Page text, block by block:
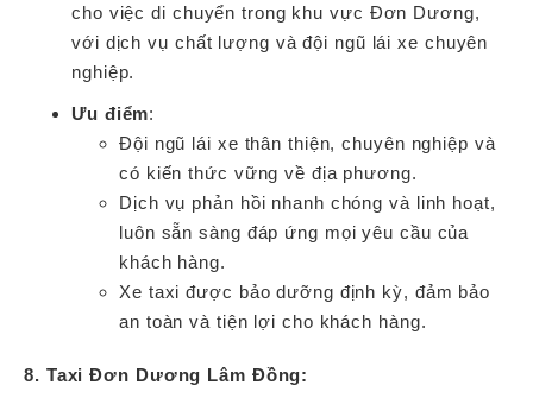
cho việc di chuyển trong khu vực Đơn Dương,
với dịch vụ chất lượng và đội ngũ lái xe chuyên
nghiệp.
Ưu điểm:
Đội ngũ lái xe thân thiện, chuyên nghiệp và
có kiến thức vững về địa phương.
Dịch vụ phản hồi nhanh chóng và linh hoạt,
luôn sẵn sàng đáp ứng mọi yêu cầu của
khách hàng.
Xe taxi được bảo dưỡng định kỳ, đảm bảo
an toàn và tiện lợi cho khách hàng.
8. Taxi Đơn Dương Lâm Đồng: